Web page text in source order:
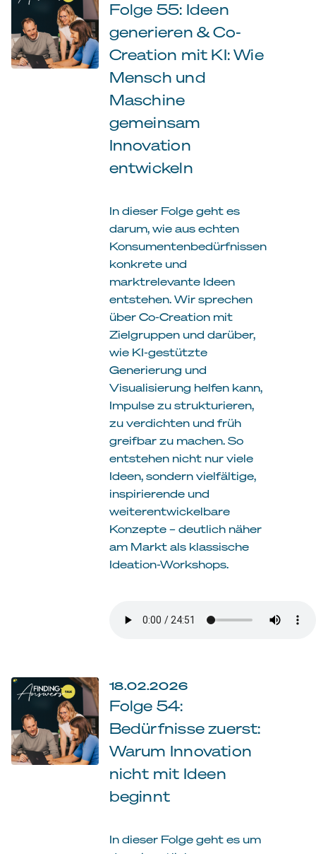
Folge 55: Ideen
generieren & Co-
Creation mit KI: Wie
Mensch und
Maschine
gemeinsam
Innovation
entwickeln
In dieser Folge geht es
darum, wie aus echten
Konsumentenbedürfnissen
konkrete und
marktrelevante Ideen
entstehen. Wir sprechen
über Co-Creation mit
Zielgruppen und darüber,
wie KI-gestützte
Generierung und
Visualisierung helfen kann,
Impulse zu strukturieren,
zu verdichten und früh
greifbar zu machen. So
entstehen nicht nur viele
Ideen, sondern vielfältige,
inspirierende und
weiterentwickelbare
Konzepte – deutlich näher
am Markt als klassische
Ideation-Workshops.
18.02.2026
Folge 54:
Bedürfnisse zuerst:
Warum Innovation
nicht mit Ideen
beginnt
In dieser Folge geht es um